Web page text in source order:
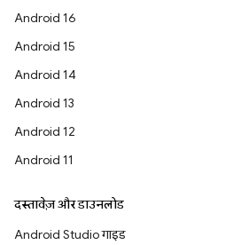
Android 16
Android 15
Android 14
Android 13
Android 12
Android 11
दस्तावेज़ और डाउनलोड
Android Studio गाइड